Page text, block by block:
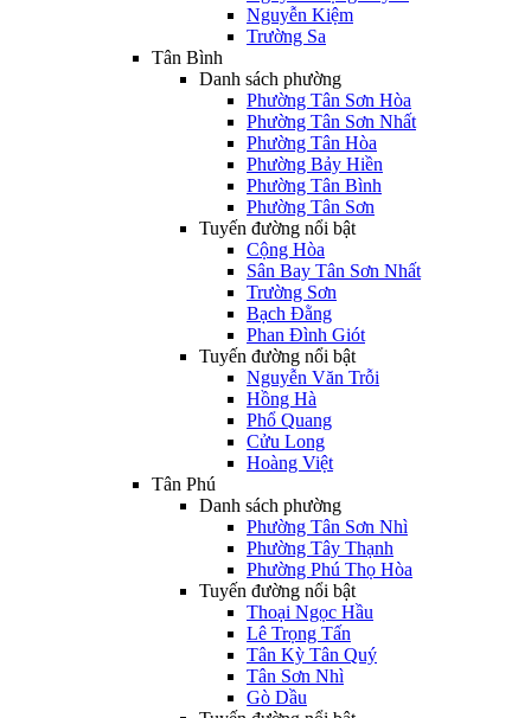
Nguyễn Kiệm
Trường Sa
Tân Bình
Danh sách phường
Phường Tân Sơn Hòa
Phường Tân Sơn Nhất
Phường Tân Hòa
Phường Bảy Hiền
Phường Tân Bình
Phường Tân Sơn
Tuyến đường nổi bật
Cộng Hòa
Sân Bay Tân Sơn Nhất
Trường Sơn
Bạch Đằng
Phan Đình Giót
Tuyến đường nổi bật
Nguyễn Văn Trỗi
Hồng Hà
Phổ Quang
Cửu Long
Hoàng Việt
Tân Phú
Danh sách phường
Phường Tân Sơn Nhì
Phường Tây Thạnh
Phường Phú Thọ Hòa
Tuyến đường nổi bật
Thoại Ngọc Hầu
Lê Trọng Tấn
Tân Kỳ Tân Quý
Tân Sơn Nhì
Gò Dầu